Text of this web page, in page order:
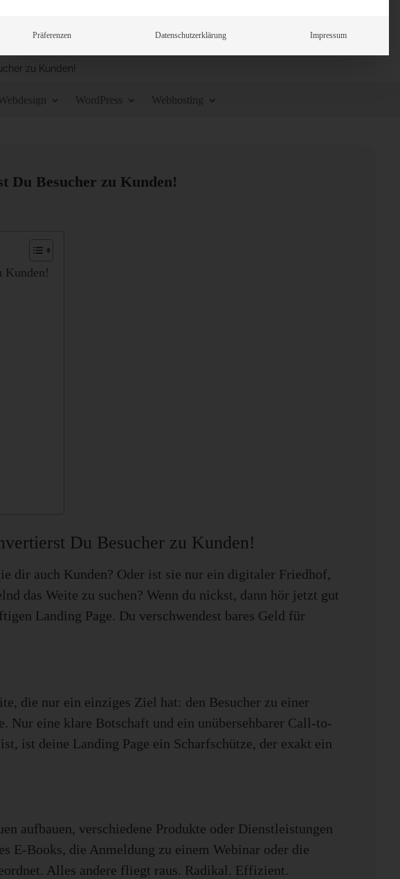
zu Kunden!
WordPress Webhosting
Du Besucher zu Kunden!
Kunden!
Du Besucher zu Kunden!
dir auch Kunden? Oder ist sie nur ein digitaler Friedhof,
das Weite zu suchen? Wenn du nickst, dann hör jetzt gut
Landing Page. Du verschwendest bares Geld für
die nur ein einziges Ziel hat: den Besucher zu einer
Nur eine klare Botschaft und ein unübersehbarer Call-to-
ist deine Landing Page ein Scharfschütze, der exakt ein
aufbauen, verschiedene Produkte oder Dienstleistungen
E-Books, die Anmeldung zu einem Webinar oder die
Alles andere fliegt raus. Radikal. Effizient.
Präferenzen Datenschutzerklärung Impressum